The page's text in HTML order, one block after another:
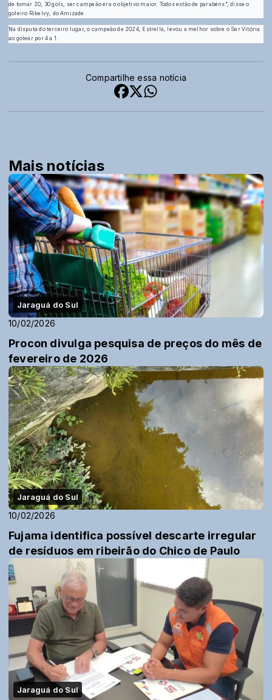
de tomar 20, 30 gols, ser campeão era o objetivo maior. Todos estão de parabéns”, disse o
goleiro Rikelvy, do Amizade.
Na disputa do terceiro lugar, o campeão de 2024, Estrella, levou a melhor sobre o Ser Vitória
ao golear por 4 a 1.
Compartilhe essa notícia
Mais notícias
Jaraguá do Sul
10/02/2026
Procon divulga pesquisa de preços do mês de
fevereiro de 2026
Jaraguá do Sul
10/02/2026
Fujama identifica possível descarte irregular
de resíduos em ribeirão do Chico de Paulo
Jaraguá do Sul